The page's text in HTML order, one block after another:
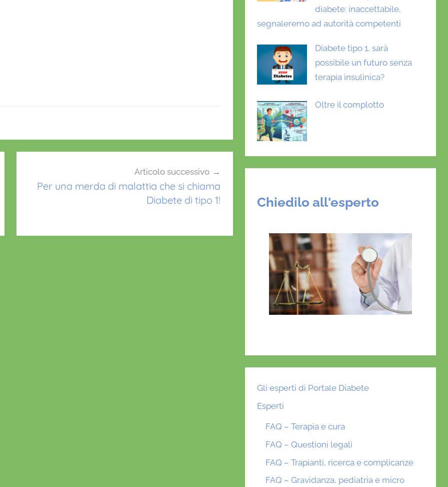
Articolo successivo
Per una merda di malattia che si chiama
Diabete di tipo 1!
diabete: inaccettabile,
segnaleremo ad autorità competenti
Diabete tipo 1, sarà
possibile un futuro senza
terapia insulinica?
Oltre il complotto
Chiedilo all'esperto
Gli esperti di Portale Diabete
Esperti
FAQ – Terapia e cura
FAQ – Questioni legali
FAQ – Trapianti, ricerca e complicanze
FAQ – Gravidanza, pediatria e micro